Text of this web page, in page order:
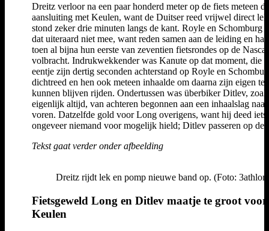
Dreitz verloor na een paar honderd meter op de fiets meteen de
aansluiting met Keulen, want de Duitser reed vrijwel direct
stond zeker drie minuten langs de kant. Royle en Schomburg
dat uiteraard niet mee, want reden samen aan de leiding en
toen al bijna hun eerste van zeventien fietsrondes op de
volbracht. Indrukwekkender was Kanute op dat moment, die
eentje zijn dertig seconden achterstand op Royle en
dichtreed en hen ook meteen inhaalde om daarna zijn eigen
kunnen blijven rijden. Ondertussen was überbiker Ditlev, zoals
eigenlijk altijd, van achteren begonnen aan een inhaalslag naar
voren. Datzelfde gold voor Long overigens, want hij deed iets
ongeveer niemand voor mogelijk hield; Ditlev passeren op de
Tekst gaat verder onder afbeelding
Dreitz rijdt lek en pomp nieuwe band op. (Foto:
Fietsgeweld Long en Ditlev maatje te groot voor
Keulen